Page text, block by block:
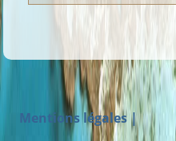
Mentions légales |